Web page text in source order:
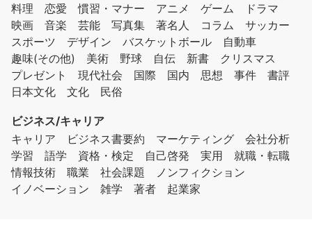
料理
恋愛 慣習・マナー アニメ ゲーム
ドラマ
映画
音楽 芸能 写真集 著名人 コラム
サッカー
スポーツ
デザイン バスケットボール
自動車
趣味(その他)
美術 野球 自伝 新書
クリスマス
プレゼント
現代社会 国際 国内 思想 事件
書評
日本文化
文化 民俗
ビジネス/キャリア
キャリア
ビジネス書要約 マーケティング
会社分析
学習
語学 資格・検定 自己啓発 実用
就職・転職
情報技術
職業 社会課題
ノンフィクション
イノベーション
雑学 著者 起業家